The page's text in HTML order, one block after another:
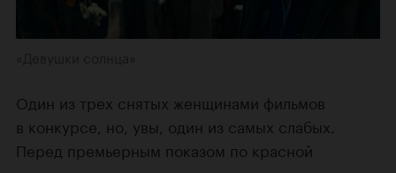
Один из трех снятых женщинами фильмов
в конкурсе, но, увы, один из самых слабых.
Перед премьерным показом по красной